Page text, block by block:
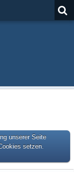
unserer Seite
setzen.